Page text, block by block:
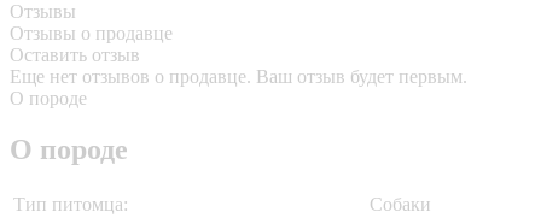
Отзывы
Отзывы о продавце
Оставить отзыв
Еще нет отзывов о продавце. Ваш отзыв будет первым.
О породе
О породе
Тип питомца:
Собаки